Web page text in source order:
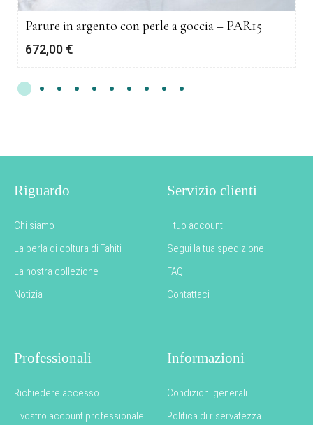
Parure in argento con perle a goccia – PAR15
672,00 €
Riguardo
Chi siamo
La perla di coltura di Tahiti
La nostra collezione
Notizia
Servizio clienti
Il tuo account
Segui la tua spedizione
FAQ
Contattaci
Professionali
Richiedere accesso
Il vostro account professionale
Informazioni
Condizioni generali
Politica di riservatezza